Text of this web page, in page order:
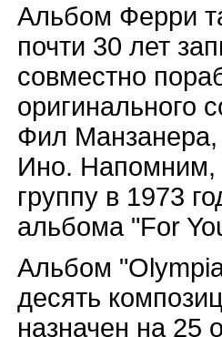
Альбом Ферри
почти 30 лет
совместно
оригинального
Фил
Ино. Напомним,
группу в 1973
альбома "For
Альбом
десять
назначен на 25